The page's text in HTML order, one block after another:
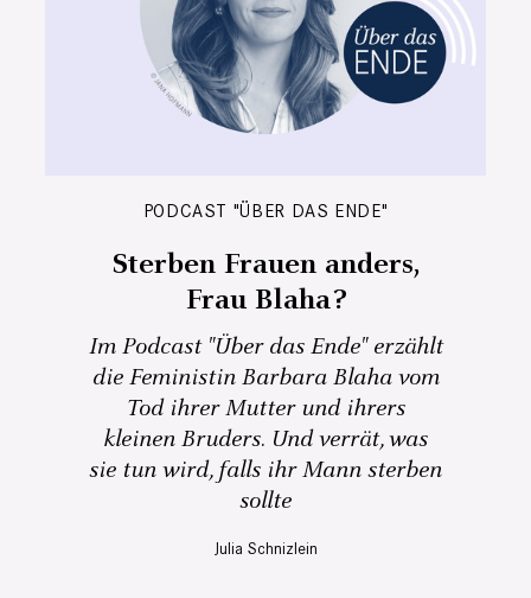
PODCAST "ÜBER DAS ENDE"
Sterben Frauen anders,
Frau Blaha?
Im Podcast "Über das Ende" erzählt
die Feministin Barbara Blaha vom
Tod ihrer Mutter und ihrers
kleinen Bruders. Und verrät, was
sie tun wird, falls ihr Mann sterben
sollte
Julia Schnizlein